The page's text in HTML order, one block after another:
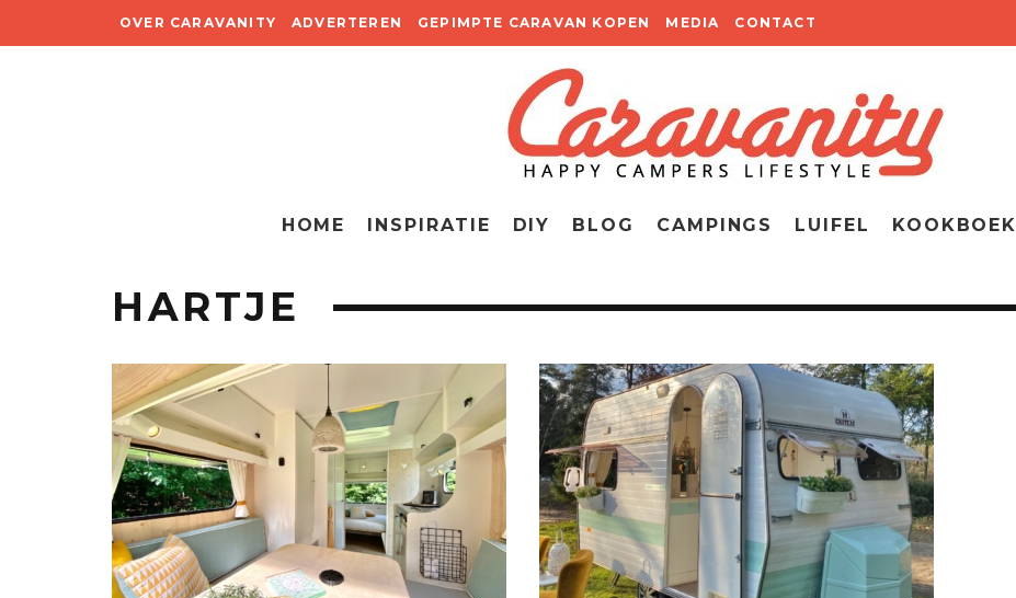
OVER CARAVANITY ADVERTEREN GEPIMPTE CARAVAN KOPEN MEDIA CONTACT
HOME INSPIRATIE DIY BLOG CAMPINGS LUIFEL KOOKBOEK
HARTJE